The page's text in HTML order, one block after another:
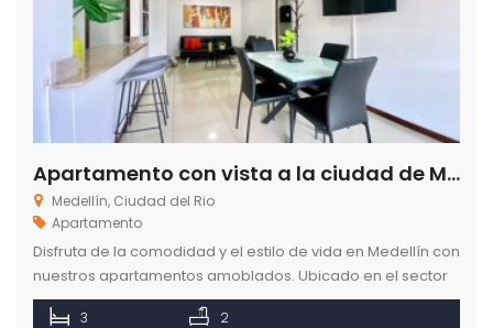
Apartamento con vista a la ciudad de Medellín en Ciudad del Rio
Medellín, Ciudad del Rio
Apartamento
Disfruta de la comodidad y el estilo de vida en Medellín con
nuestros apartamentos amoblados. Ubicado en el sector
de Ciudad del Rio, cuenta con tres habitaciones y 2 baños.
3 2